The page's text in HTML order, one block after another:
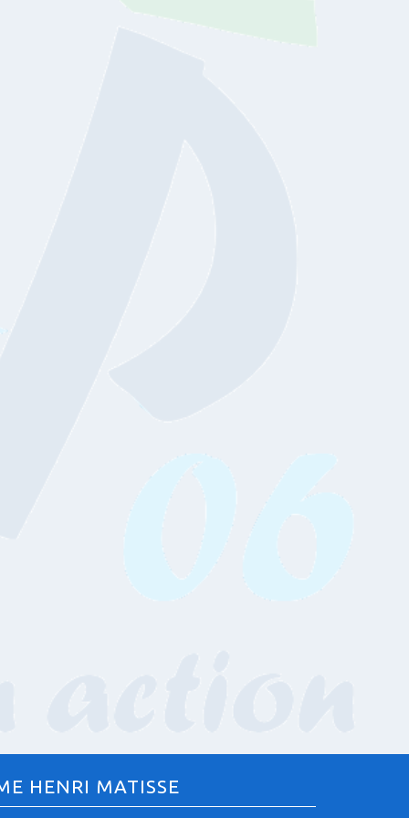
HENRI MATISSE